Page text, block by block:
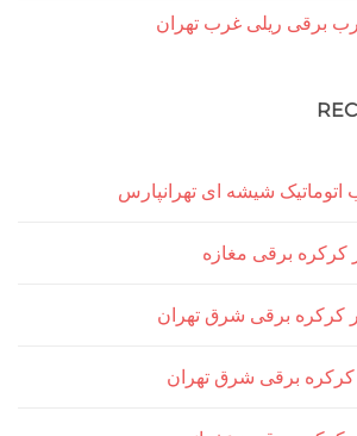
ریلی غرب تهران
شیشه ای تهرانپارس
مغازه
برقی شرق تهران
شرق تهران